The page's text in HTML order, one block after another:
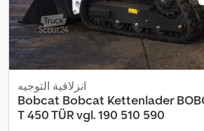
انزلاقية التوجيه
Bobcat Bobcat Kettenlader
T 450 TÜR vgl. 190 510 590